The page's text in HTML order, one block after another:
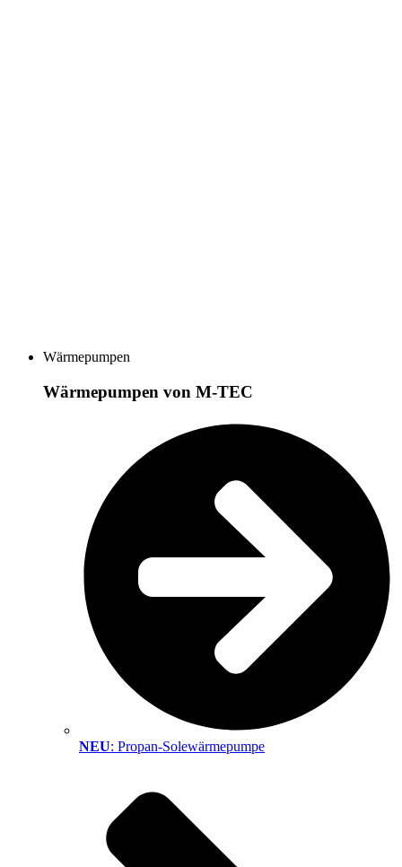
Wärmepumpen
Wärmepumpen von M-TEC
NEU: Propan-Solewärmepumpe